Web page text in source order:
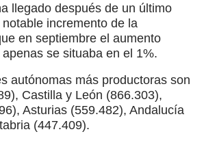
llegado después de un último
incremento de la
en septiembre el aumento
se situaba en el 1%.
autónomas más productoras son
Castilla y León (866.303),
Asturias (559.482), Andalucía
(447.409).